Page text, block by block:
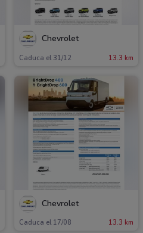
Chevrolet
Caduca el 31/12 13.3 km
Chevrolet
Caduca el 17/08 13.3 km